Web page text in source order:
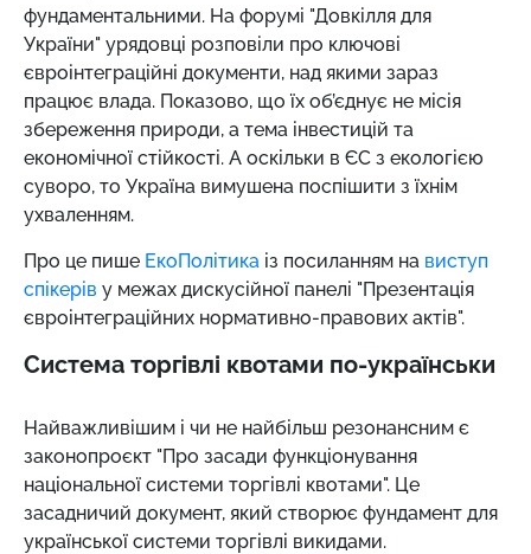
фундаментальними. На форумі "Довкілля для
України" урядовці розповіли про ключові
євроінтеграційні документи, над якими зараз
працює влада. Показово, що їх об’єднує не місія
збереження природи, а тема інвестицій та
економічної стійкості. А оскільки в ЄС з екологією
суворо, то Україна вимушена поспішити з їхнім
ухваленням.
Про це пише ЕкоПолітика із посиланням на виступ
спікерів у межах дискусійної панелі "Презентація
євроінтеграційних нормативно-правових актів".
Система торгівлі квотами по-українськи
Найважливішим і чи не найбільш резонансним є
законопроєкт "Про засади функціонування
національної системи торгівлі квотами". Це
засадничий документ, який створює фундамент для
української системи торгівлі викидами.